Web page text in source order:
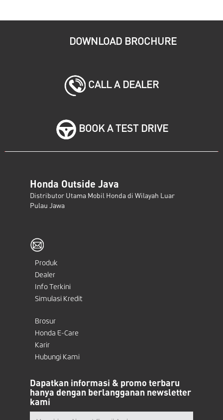
DOWNLOAD BROCHURE
CALL A DEALER
BOOK A TEST DRIVE
Honda Outside Java
Distributor Utama Mobil Honda di Wilayah Luar
Pulau Jawa
Produk
Dealer
Info Terkini
Simulasi Kredit
Brosur
Honda E-Care
Karir
Hubungi Kami
Dapatkan informasi & promo terbaru
hanya dengan berlangganan newsletter
kami